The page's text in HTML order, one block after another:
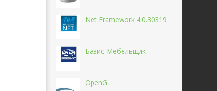
Net Framework 4.0.30319
Базис-Мебельщик
OpenGL